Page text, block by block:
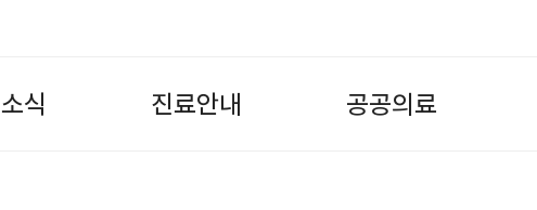
소식 진료안내 공공의료